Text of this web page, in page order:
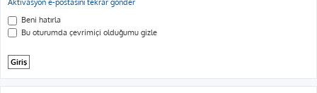
Aktivasyon e-postasını tekrar gönder
Beni hatırla
Bu oturumda çevrimiçi olduğumu gizle